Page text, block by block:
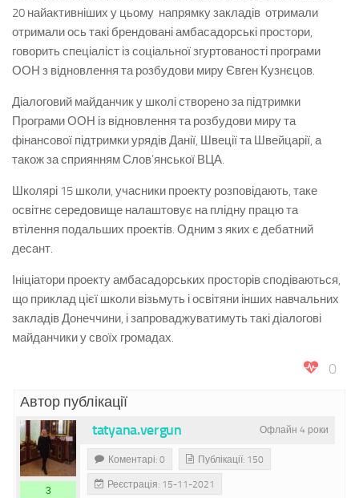
20 найактивніших у цьому напрямку закладів отримали
отримали ось такі брендовані амбасадорські простори,
говорить спеціаліст із соціальної згуртованості програми
ООН з відновлення та розбудови миру Євген Кузнєцов.
Діалоговий майданчик у школі створено за підтримки
Програми ООН із відновлення та розбудови миру та
фінансової підтримки урядів Данії, Швеції та Швейцарії, а
також за сприянням Слов’янської ВЦА.
Школярі 15 школи, учасники проекту розповідають, таке
освітнє середовище налаштовує на плідну працю та
втілення подальших проектів. Одним з яких є дебатний
десант.
Ініціатори проекту амбасадорських просторів сподіваються,
що приклад цієї школи візьмуть і освітяни інших навчальних
закладів Донеччини, і запроваджуватимуть такі діалогові
майданчики у своїх громадах.
0
Автор публікації
Офлайн 4 роки
tatyana.vergun
3
Коментарі: 0 Публікації: 150
Реєстрація: 15-11-2021